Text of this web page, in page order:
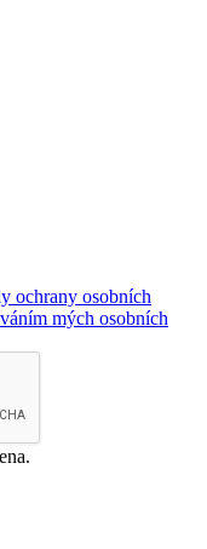
ochrany osobních
mých osobních